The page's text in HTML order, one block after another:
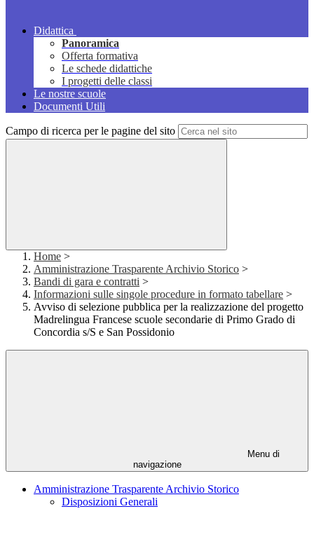
Didattica
Panoramica
Offerta formativa
Le schede didattiche
I progetti delle classi
Le nostre scuole
Documenti Utili
Campo di ricerca per le pagine del sito
Home >
Amministrazione Trasparente Archivio Storico >
Bandi di gara e contratti >
Informazioni sulle singole procedure in formato tabellare >
Avviso di selezione pubblica per la realizzazione del progetto
Madrelingua Francese scuole secondarie di Primo Grado di
Concordia s/S e San Possidonio
Menu di
navigazione
Amministrazione Trasparente Archivio Storico
Disposizioni Generali